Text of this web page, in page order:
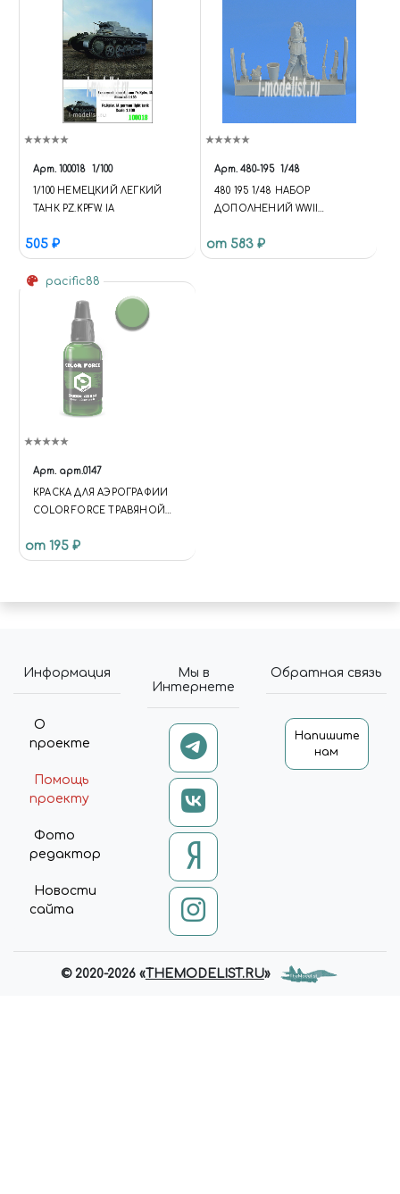
Арт. 100018 1/100
1/100 НЕМЕЦКИЙ ЛЕГКИЙ
ТАНК PZ.KPFW. IA
505 ₽
Арт. 480-195 1/48
480 195 1/48 НАБОР
ДОПОЛНЕНИЙ WWII
от 583 ₽
pacific88
Арт. арт.0147
КРАСКА ДЛЯ АЭРОГРАФИИ
COLOR FORCE ТРАВЯНОЙ
от 195 ₽
Информация
О
проекте
Помощь
проекту
Фото
редактор
Новости
сайта
Мы в
Интернете
Обратная связь
Напишите
нам
© 2020-2026 «THEMODELIST.RU»